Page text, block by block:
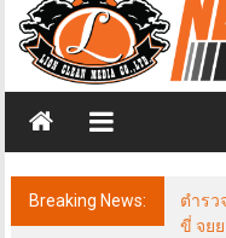
Freelancer
วส์
ฟรี
แลน
เซอร์
Breaking News:
ตำรว
ขี่ จย